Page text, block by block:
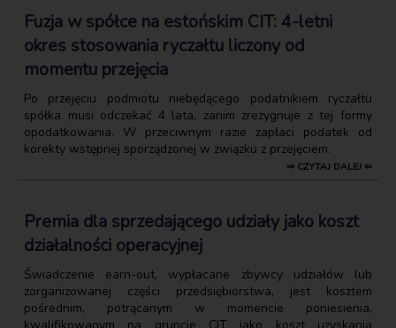
Fuzja w spółce na estońskim CIT: 4-letni
okres stosowania ryczałtu liczony od
momentu przejęcia
Po przejęciu podmiotu niebędącego podatnikiem ryczałtu
spółka musi odczekać 4 lata, zanim zrezygnuje z tej formy
opodatkowania. W przeciwnym razie zapłaci podatek od
korekty wstępnej sporządzonej w związku z przejęciem.
⇒ CZYTAJ DALEJ ⇐
Premia dla sprzedającego udziały jako koszt
działalności operacyjnej
Świadczenie earn-out, wypłacane zbywcy udziałów lub
zorganizowanej części przedsiębiorstwa, jest kosztem
pośrednim, potrącanym w momencie poniesienia,
kwalifikowanym na gruncie CIT jako koszt uzyskania